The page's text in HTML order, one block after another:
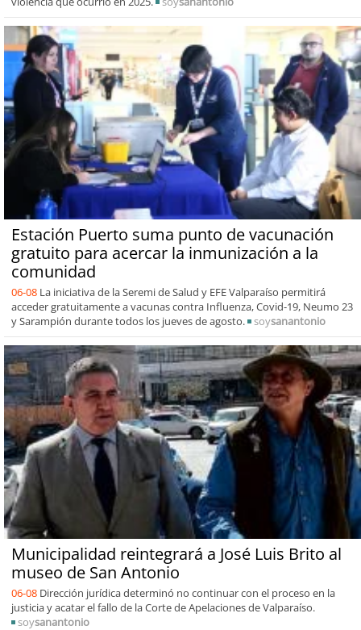
Estación Puerto suma punto de vacunación
gratuito para acercar la inmunización a la
comunidad
06-08 La iniciativa de la Seremi de Salud y EFE Valparaíso permitirá
acceder gratuitamente a vacunas contra Influenza, Covid-19, Neumo 23
y Sarampión durante todos los jueves de agosto.
soysanantonio
Municipalidad reintegrará a José Luis Brito al
museo de San Antonio
06-08 Dirección jurídica determinó no continuar con el proceso en la
justicia y acatar el fallo de la Corte de Apelaciones de Valparaíso.
soysanantonio